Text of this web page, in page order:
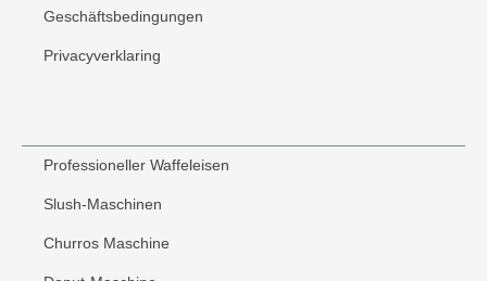
Geschäftsbedingungen
Privacyverklaring
Professioneller Waffeleisen
Slush-Maschinen
Churros Maschine